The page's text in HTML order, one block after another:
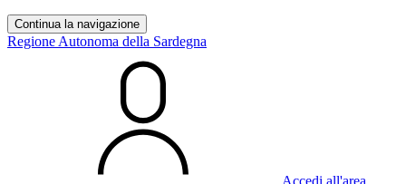
Continua la navigazione
Regione Autonoma della Sardegna
Accedi all'area